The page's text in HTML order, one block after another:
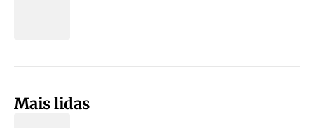
Mais lidas